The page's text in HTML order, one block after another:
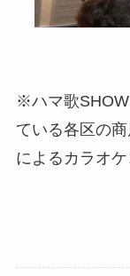
※ハマ歌
ている各区の
によるカラオケ